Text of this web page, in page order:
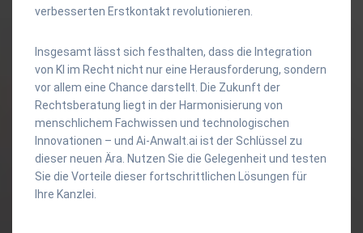
verbesserten Erstkontakt revolutionieren.
Insgesamt lässt sich festhalten, dass die Integration
von KI im Recht nicht nur eine Herausforderung, sondern
vor allem eine Chance darstellt. Die Zukunft der
Rechtsberatung liegt in der Harmonisierung von
menschlichem Fachwissen und technologischen
Innovationen – und Ai-Anwalt.ai ist der Schlüssel zu
dieser neuen Ära. Nutzen Sie die Gelegenheit und testen
Sie die Vorteile dieser fortschrittlichen Lösungen für
Ihre Kanzlei.